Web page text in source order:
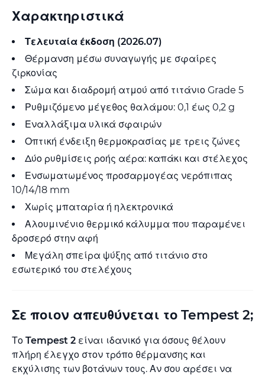
Χαρακτηριστικά
Τελευταία έκδοση (2026.07)
Θέρμανση μέσω συναγωγής με σφαίρες
ζιρκονίας
Σώμα και διαδρομή ατμού από τιτάνιο Grade 5
Ρυθμιζόμενο μέγεθος θαλάμου: 0,1 έως 0,2 g
Εναλλάξιμα υλικά σφαιρών
Οπτική ένδειξη θερμοκρασίας με τρεις ζώνες
Δύο ρυθμίσεις ροής αέρα: καπάκι και στέλεχος
Ενσωματωμένος προσαρμογέας νερόπιπας
10/14/18 mm
Χωρίς μπαταρία ή ηλεκτρονικά
Αλουμινένιο θερμικό κάλυμμα που παραμένει
δροσερό στην αφή
Μεγάλη σπείρα ψύξης από τιτάνιο στο
εσωτερικό του στελέχους
Σε ποιον απευθύνεται το Tempest 2;
Το Tempest 2 είναι ιδανικό για όσους θέλουν
πλήρη έλεγχο στον τρόπο θέρμανσης και
εκχύλισης των βοτάνων τους. Αν σου αρέσει να